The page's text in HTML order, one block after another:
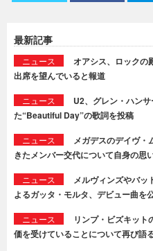
最新記事
ニュース
オアシス、ロックの
出席を望んでいると報道
ニュース
U2、グレン・ハン
た“Beautiful Day”の歌詞を投稿
ニュース
メガデスのデイヴ・
きたメンバー交代について自身の思
ニュース
メルヴィンズやバッ
よるガッタ・モルタ、デビュー曲を
ニュース
リンプ・ビズキット
価を受けていることについて再び語